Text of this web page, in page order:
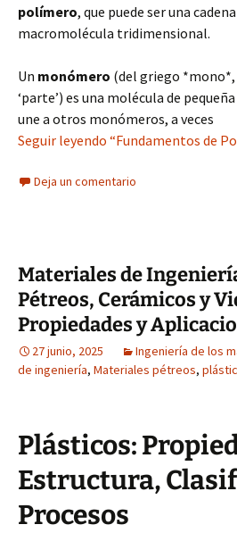
polímero, que puede ser una
macromolécula tridimensional.
Un monómero (del griego *mono*,
‘parte’) es una molécula de
une a otros monómeros, a veces
Seguir leyendo “Fundamentos de
Deja un comentario
Materiales de
Pétreos, Cerámicos y
Propiedades y
27 junio, 2025 Ingeniería de los
de ingeniería, Materiales pétreos,
Plásticos:
Estructura,
Procesos